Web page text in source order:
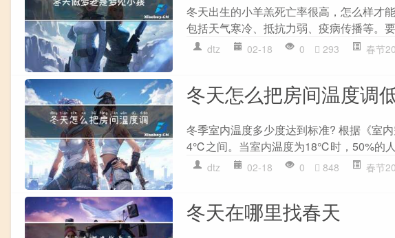
冬天出生的小羊羔死亡率很高，怎么样才
包括天气寒冷、抵抗力弱、疫病传播等。
dtz 02-18 0 293 春节
冬天怎么把房间温度调
冬季室内温度多少度达到标准? 根据《室
4℃之间。当室内温度为18℃时，50%的
dtz 02-18 0 848 春节
冬天在哪里找春天